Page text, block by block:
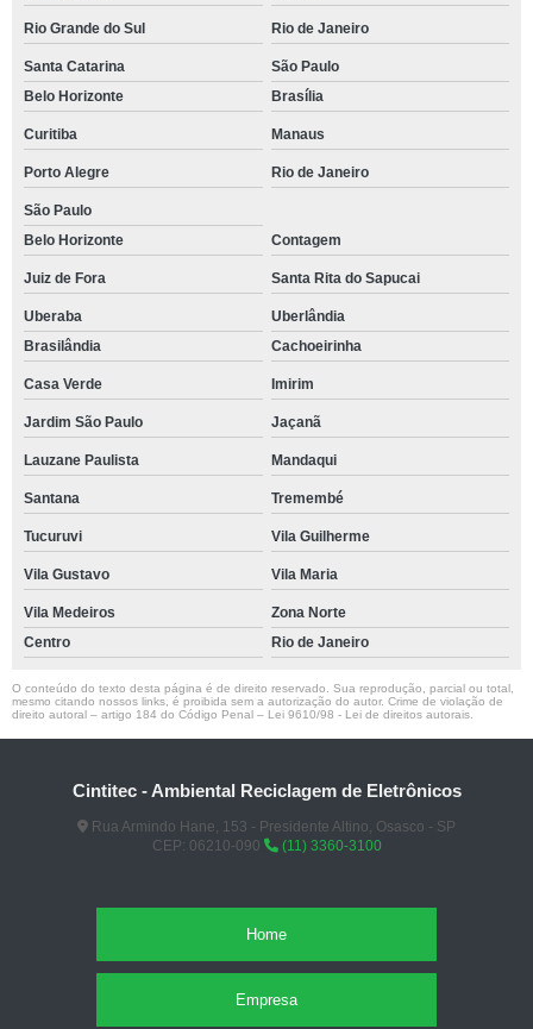
Rio Grande do Sul Rio de Janeiro
Santa Catarina
São Paulo
Belo Horizonte
Brasília
Curitiba Manaus
Porto Alegre Rio de Janeiro
São Paulo
Belo Horizonte
Contagem
Juiz de Fora Santa Rita do Sapucai
Uberaba
Uberlândia
Brasilândia
Cachoeirinha
Casa Verde Imirim
Jardim São Paulo Jaçanã
Lauzane Paulista Mandaqui
Santana Tremembé
Tucuruvi Vila Guilherme
Vila Gustavo Vila Maria
Vila Medeiros
Zona Norte
Centro
Rio de Janeiro
O conteúdo do texto desta página é de direito reservado. Sua reprodução, parcial ou total,
mesmo citando nossos links, é proibida sem a autorização do autor. Crime de violação de
direito autoral – artigo 184 do Código Penal – Lei 9610/98 - Lei de direitos autorais
Cintitec - Ambiental Reciclagem de Eletrônicos
Rua Armindo Hane, 153 - Presidente Altino, Osasco - SP
CEP: 06210-090
(11) 3360-3100
Home
Empresa